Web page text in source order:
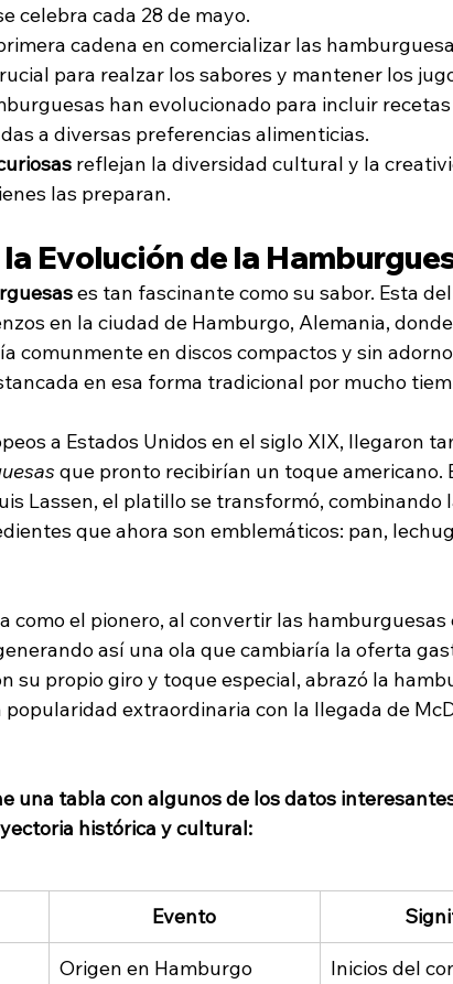
celebra cada 28 de mayo.
cadena en comercializar las
para realzar los sabores y mantener los
han evolucionado para incluir
a diversas preferencias alimenticias.
reflejan la diversidad cultural y la
las preparan.
Evolución de la
es tan fascinante como su sabor. Esta
en la ciudad de Hamburgo, Alemania,
comunmente en discos compactos y sin
en esa forma tradicional por mucho
a Estados Unidos en el siglo XIX, llegaron
que pronto recibirían un toque americano.
Lassen, el platillo se transformó, combinando
que ahora son emblemáticos: pan,
como el pionero, al convertir las
así una ola que cambiaría la oferta
su propio giro y toque especial, abrazó la
popularidad extraordinaria con la llegada de
una tabla con algunos de los datos
histórica y cultural:
Evento
Origen en Hamburgo
Inicios del